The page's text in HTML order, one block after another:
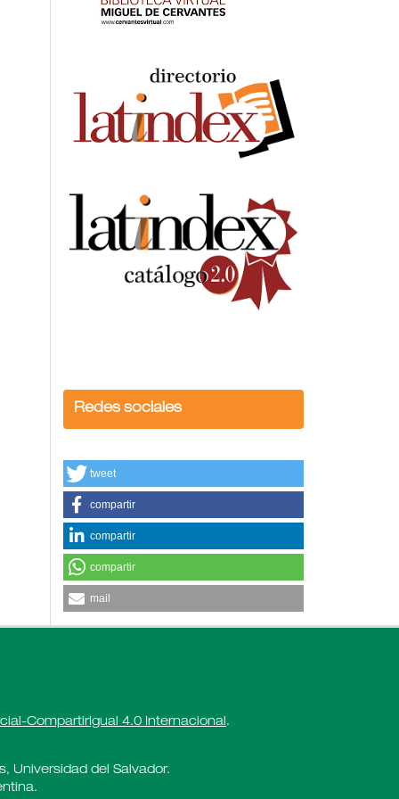
Redes sociales
tweet
compartir
compartir
compartir
mail
CompartirIgual 4.0 Internacional .
Universidad del Salvador.